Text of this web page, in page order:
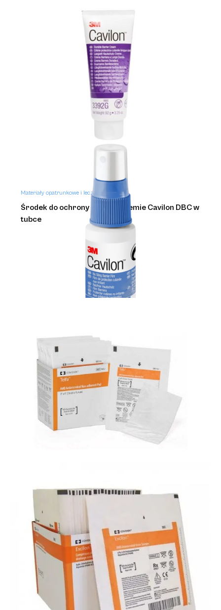
Materiały opatrunkowe i leczenie ran
KERLIX AMD ROLKA
Materiały opatrunkowe i leczenie ran
Środek do ochrony skóry w kremie Cavilon DBC w
tubce
Materiały opatrunkowe i leczenie ran
Barierowy płyn do skóry Cavilon NSBF w sprayu
Materiały opatrunkowe i leczenie ran
Bakterobójczy opatrunek wyspowy Telfa